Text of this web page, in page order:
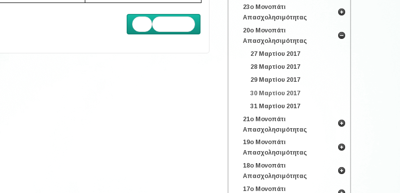
23ο Μονοπάτι
Απασχολησιμότητας
20ο Μονοπάτι
Απασχολησιμότητας
27 Μαρτίου 2017
28 Μαρτίου 2017
29 Μαρτίου 2017
30 Μαρτίου 2017
31 Μαρτίου 2017
21ο Μονοπάτι
Απασχολησιμότητας
19ο Μονοπάτι
Απασχολησιμότητας
18ο Μονοπάτι
Απασχολησιμότητας
17ο Μονοπάτι